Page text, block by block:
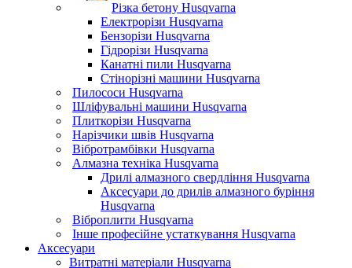
Різка бетону Husqvarna
Електрорізи Husqvarna
Бензорізи Husqvarna
Гідрорізи Husqvarna
Канатні пили Husqvarna
Стінорізні машини Husqvarna
Пилососи Husqvarna
Шліфувальні машини Husqvarna
Плиткорізи Husqvarna
Нарізчики швів Husqvarna
Вібротрамбівки Husqvarna
Алмазна техніка Husqvarna
Дрилі алмазного свердління Husqvarna
Аксесуари до дрилів алмазного буріння
Husqvarna
Віброплити Husqvarna
Інше професійне устаткування Husqvarna
Аксесуари
Витратні матеріали Husqvarna